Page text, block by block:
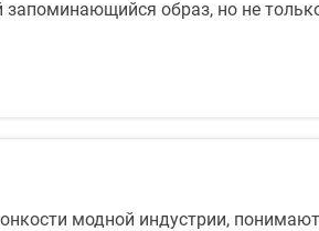
запоминающийся образ, но не
модной индустрии,